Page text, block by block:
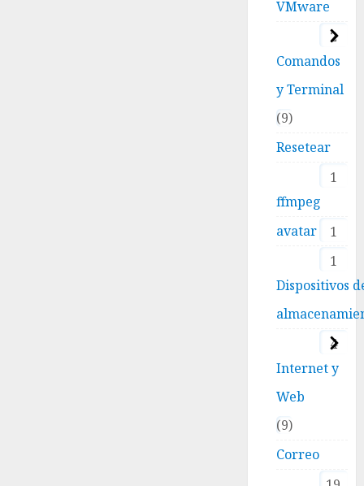
VMware
2
Comandos
y Terminal
9
Resetear
1
ffmpeg
1
avatar
1
Dispositivos
4
Internet y
Web
9
Correo